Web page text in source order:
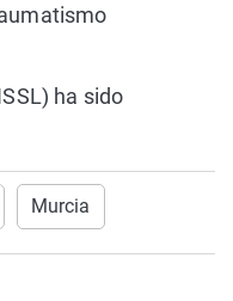
ha sido
Murcia